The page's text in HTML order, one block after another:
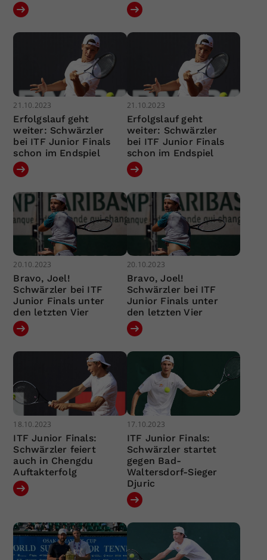
21.10.2023
Erfolgslauf geht
weiter: Schwärzler
bei ITF Junior Finals
schon im Endspiel
21.10.2023
Erfolgslauf geht
weiter: Schwärzler
bei ITF Junior Finals
schon im Endspiel
20.10.2023
Bravo, Joel!
Schwärzler bei ITF
Junior Finals unter
den letzten Vier
20.10.2023
Bravo, Joel!
Schwärzler bei ITF
Junior Finals unter
den letzten Vier
18.10.2023
ITF Junior Finals:
Schwärzler feiert
auch in Chengdu
Auftakterfolg
17.10.2023
ITF Junior Finals:
Schwärzler startet
gegen Bad-
Waltersdorf-Sieger
Djuric